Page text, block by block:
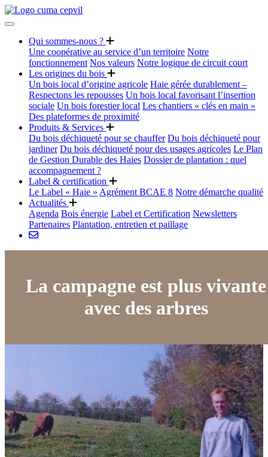
Qui sommes-nous ?
Une coopérative au service d’un territoire Notre
fonctionnement Nos valeurs Notre logique de circuit court
Les origines du bois
Un bois local d’origine agricole Haie gérée durablement –
Respectons les repousses Un bois local favorisant l’insertion
sociale Un bois forestier local Les chantiers « clés en main »
Des plateformes de proximité
Produits & Services
Du bois déchiqueté pour se chauffer Du bois déchiqueté pour
jardiner Du bois déchiqueté pour des usages agricoles Le Plan
de Gestion Durable des Haies Dossier de plantation : quel
accompagnement ?
Label & certification
Le Label « Haie » Agrément BCAE 8 Notre démarche qualité
Actualités
Agenda Bois énergie Label et Certification Newsletters
Partenaires Plantation, entretien et paillage
La campagne est plus vivante
avec des arbres